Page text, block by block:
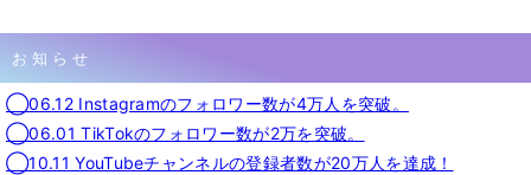
お知らせ
◯06.12 Instagramのフォロワー数が4万人を突破。
◯06.01 TikTokのフォロワー数が2万を突破。
◯10.11 YouTubeチャンネルの登録者数が20万人を達成！